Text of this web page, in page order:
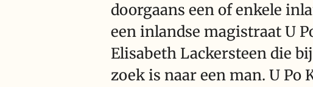
doorgaans een of enkele
een inlandse magistraat U
Elisabeth Lackersteen die
zoek is naar een man. U